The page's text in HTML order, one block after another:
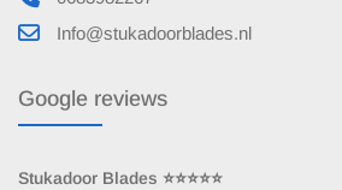
Info@stukadoorblades.nl
Google reviews
Stukadoor Blades ⭐⭐⭐⭐⭐